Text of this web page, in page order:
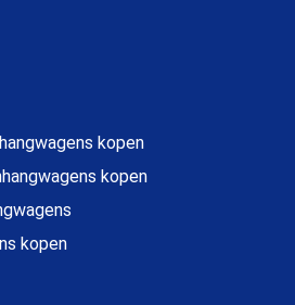
kopen
kopen
kopen